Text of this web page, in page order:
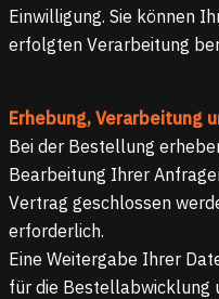
Einwilligung. Sie können
erfolgten Verarbeitung
Erhebung, Verarbeitung
Bei der Bestellung
Bearbeitung Ihrer
Vertrag geschlossen
erforderlich.
Eine Weitergabe Ihrer
für die Bestellabwicklung